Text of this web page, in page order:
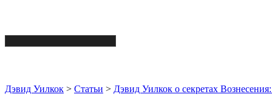
Дэвид Уилкок > Статьи > Дэвид Уилкок о секретах